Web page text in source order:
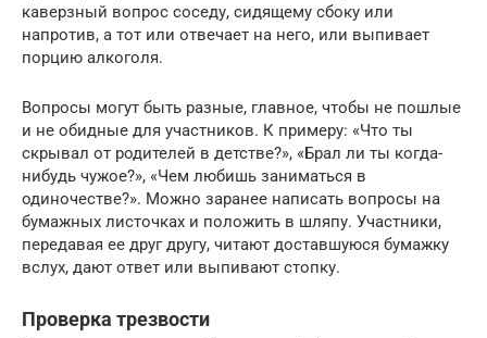
каверзный вопрос соседу, сидящему сбоку или
напротив, а тот или отвечает на него, или выпивает
порцию алкоголя.
Вопросы могут быть разные, главное, чтобы не пошлые
и не обидные для участников. К примеру: «Что ты
скрывал от родителей в детстве?», «Брал ли ты когда-
нибудь чужое?», «Чем любишь заниматься в
одиночестве?». Можно заранее написать вопросы на
бумажных листочках и положить в шляпу. Участники,
передавая ее друг другу, читают доставшуюся бумажку
вслух, дают ответ или выпивают стопку.
Проверка трезвости